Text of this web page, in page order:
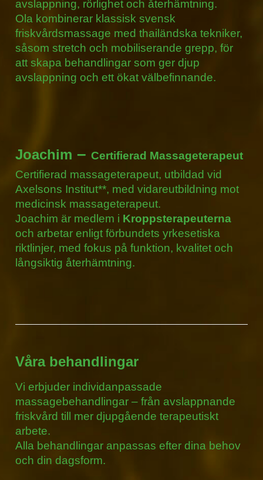
avslappning, rörlighet och återhämtning.
Ola kombinerar klassisk svensk
friskvårdsmassage med thailändska tekniker,
såsom stretch och mobiliserande grepp, för
att skapa behandlingar som ger djup
avslappning och ett ökat välbefinnande.
Joachim – Certifierad Massageterapeut
Certifierad massageterapeut, utbildad vid
Axelsons Institut**, med vidareutbildning mot
medicinsk massageterapeut.
Joachim är medlem i Kroppsterapeuterna
och arbetar enligt förbundets yrkesetiska
riktlinjer, med fokus på funktion, kvalitet och
långsiktig återhämtning.
Våra behandlingar
Vi erbjuder individanpassade
massagebehandlingar – från avslappnande
friskvård till mer djupgående terapeutiskt
arbete.
Alla behandlingar anpassas efter dina behov
och din dagsform.